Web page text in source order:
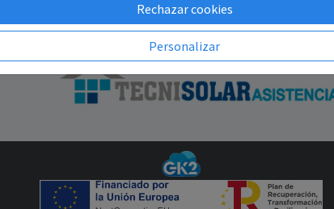
Rechazar cookies
Personalizar